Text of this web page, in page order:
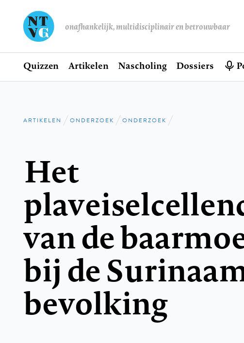
onafhankelijk, multidisciplinair en betrouwbaar
Hoofdnavigatie
Home
Quizzen Artikelen Nascholing Dossiers
Kruimelpad
ARTIKELEN ONDERZOEK ONDERZOEK
Het
van de
bij de
bevolking